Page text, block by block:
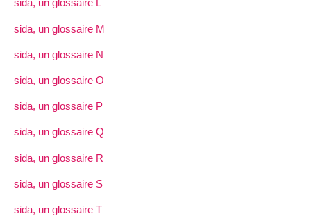
sida, un glossaire L
sida, un glossaire M
sida, un glossaire N
sida, un glossaire O
sida, un glossaire P
sida, un glossaire Q
sida, un glossaire R
sida, un glossaire S
sida, un glossaire T